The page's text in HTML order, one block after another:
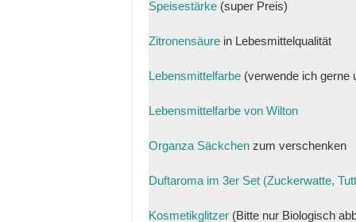
Speisestärke (super Preis)
Zitronensäure in Lebesmittelqualität
Lebensmittelfarbe (verwende ich gerne
Lebensmittelfarbe von Wilton
Organza Säckchen zum verschenken
Duftaroma im 3er Set (Zuckerwatte,
Kosmetikglitzer (Bitte nur Biologisch